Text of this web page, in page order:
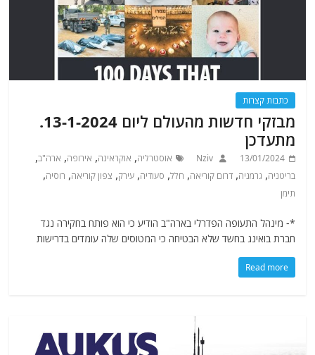
כתבות קצרות
מבזקי חדשות מהעולם ליום 13-1-2024.
מתעדכן
13/01/2024
Nziv אוסטרליה, אוקראינה, אירופה, ארה"ב,
בריטניה, גרמניה,דרום קוריאה, חלל, סעודיה,עירק, צפון קוריאה, רוסיה,
תימן
*- מינהל התעופה הפדרלי בארה"ב הודיע כי הוא פותח בחקירה נגד
חברת בואינג בחשד שלא הבטיחה כי המטוסים שלה עומדים בדרישות
Read more